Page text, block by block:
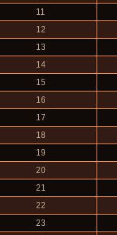
11
12
13
14
15
16
17
18
19
20
21
22
23